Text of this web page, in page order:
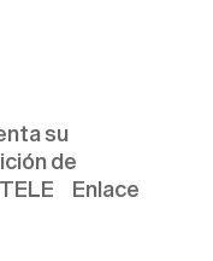
su
de
TELE Enlace